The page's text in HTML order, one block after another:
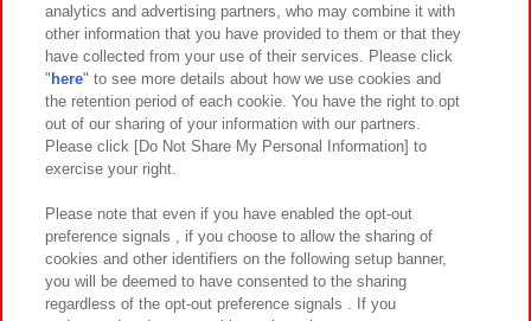
関連会社 サステナビリティ サイトポリシー
プライバシーポリシー ウェブアクセシビリティ方針と検証結果
お取引先さまとともに
カスタマーハラスメント対応方針 よくあるご質問・お問い合わせ
analytics and advertising partners, who may combine it with
other information that you have provided to them or that they
have collected from your use of their services. Please click
" here" to see more details about how we use cookies and
the retention period of each cookie. You have the right to opt
out of our sharing of your information with our partners.
Please click [Do Not Share My Personal Information] to
exercise your right.
Please note that even if you have enabled the opt-out
preference signals , if you choose to allow the sharing of
cookies and other identifiers on the following setup banner,
you will be deemed to have consented to the sharing
regardless of the opt-out preference signals . If you